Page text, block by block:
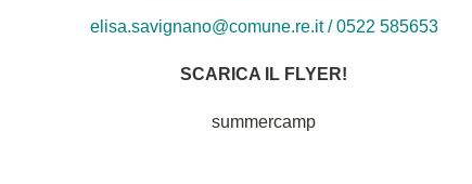
elisa.savignano@comune.re.it / 0522 585653
SCARICA IL FLYER!
summercamp